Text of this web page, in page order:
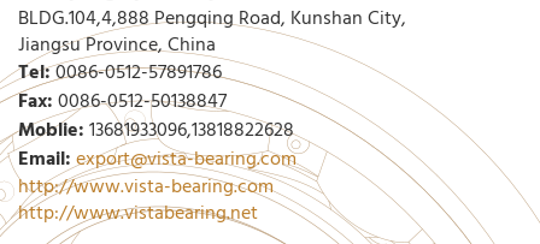
BLDG.104,4,888 Pengqing Road, Kunshan City,
Jiangsu Province, China
Tel:0086-0512-57891786
Fax:0086-0512-50138847
Moblie:13681933096,13818822628
Email:export@vista-bearing.com
http://www.vista-bearing.com
http://www.vistabearing.net